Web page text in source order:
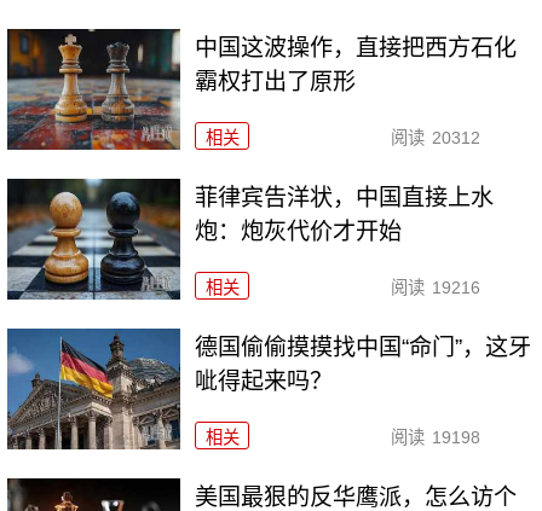
中国这波操作，直接把西方石化
霸权打出了原形
相关 阅读 20312
菲律宾告洋状，中国直接上水
炮：炮灰代价才开始
相关 阅读 19216
德国偷偷摸摸找中国“命门”，这牙
呲得起来吗？
相关 阅读 19198
美国最狠的反华鹰派，怎么访个